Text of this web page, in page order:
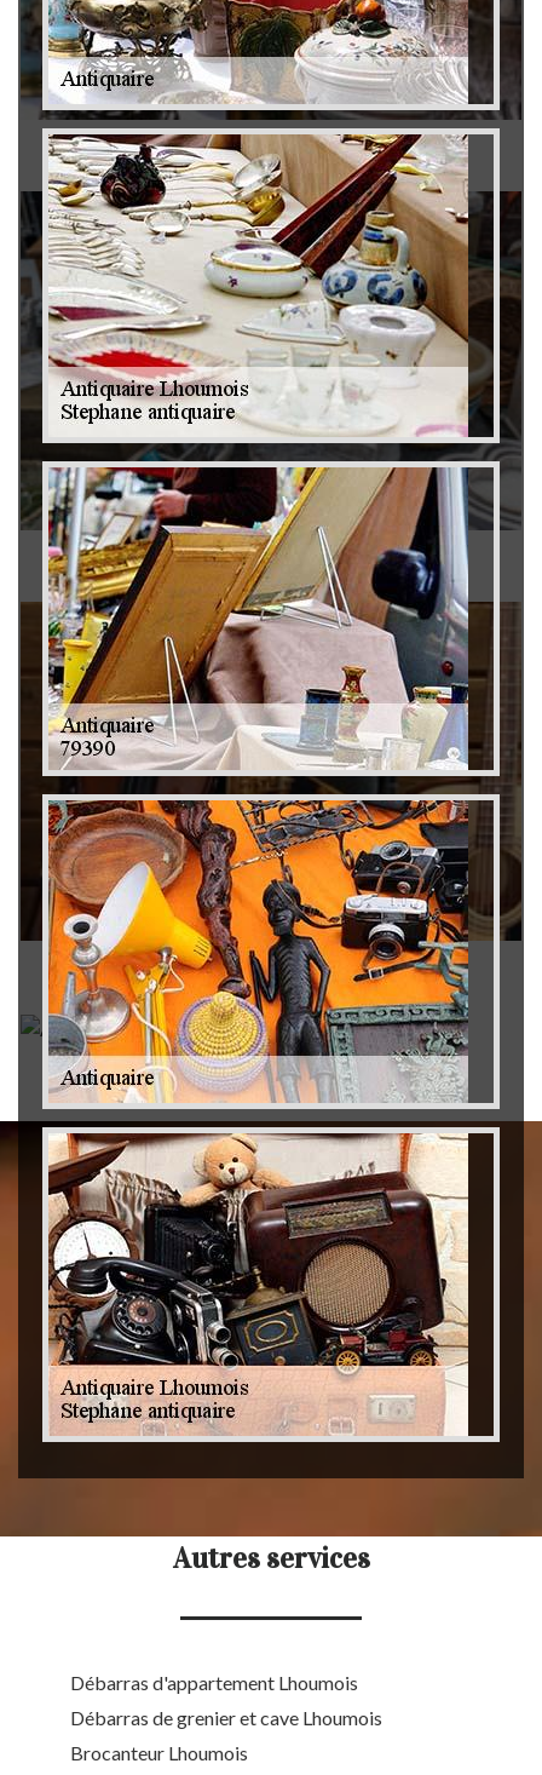
Antiquaire 79
Brocanteur 79
Rachat instrument de musique 79
Achat antiquité 79
Autres services
Débarras d'appartement Lhoumois
Débarras de grenier et cave Lhoumois
Brocanteur Lhoumois